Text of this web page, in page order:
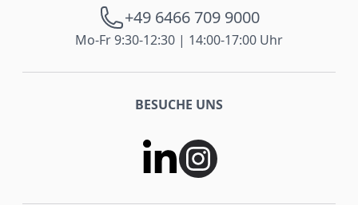
+49 6466 709 9000
Mo-Fr 9:30-12:30 | 14:00-17:00 Uhr
BESUCHE UNS